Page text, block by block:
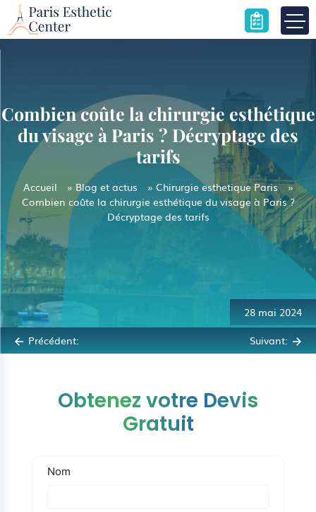
Skip
content
Combien coûte la chirurgie esthétique
du visage à Paris ? Décryptage des
tarifs
Accueil » Blog et actus » Chirurgie esthetique Paris »
Combien coûte la chirurgie esthétique du visage à Paris ?
Décryptage des tarifs
28 mai 2024
Navigation
de
l’article
Précédent: Suivant:
Obtenez votre Devis
Gratuit